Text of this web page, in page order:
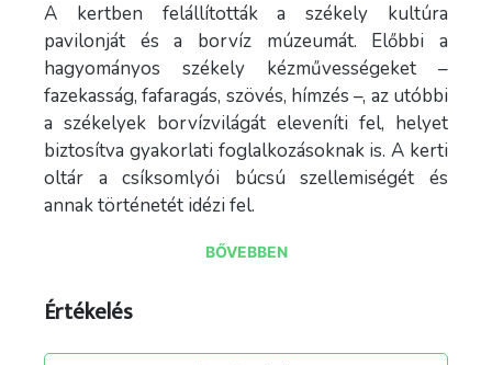
A kertben felállították a székely kultúra
pavilonját és a borvíz múzeumát. Előbbi a
hagyományos székely kézművességeket –
fazekasság, fafaragás, szövés, hímzés –, az utóbbi
a székelyek borvízvilágát eleveníti fel, helyet
biztosítva gyakorlati foglalkozásoknak is. A kerti
oltár a csíksomlyói búcsú szellemiségét és
annak történetét idézi fel.
BŐVEBBEN
Értékelés